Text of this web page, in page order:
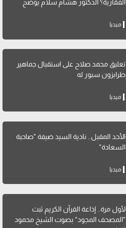
الفقارية؟ الدكتور هشام سلام يوضح
ميديا
تعليق محمد صلاح على استقبال جماهير
طرابزون سبور له
ميديا
الأحد المقبل.. نادية السيد ضيفة "صاحبة
السعادة"
ميديا
لأول مرة.. إذاعة القرآن الكريم ثبث
"المصحف المجود" بصوت الشيخ محمود